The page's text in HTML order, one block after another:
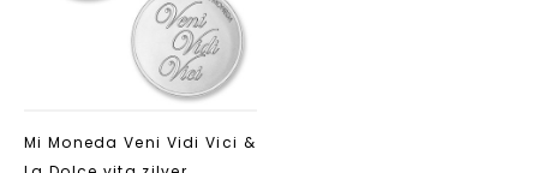
Mi Moneda Veni Vidi Vici &